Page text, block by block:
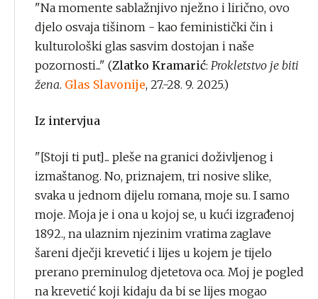
"Na momente sablažnjivo nježno i lirično, ovo
djelo osvaja tišinom - kao feministički čin i
kulturološki glas sasvim dostojan i naše
pozornosti..." (Zlatko Kramarić: Prokletstvo je biti
žena. Glas Slavonije, 27.-28. 9. 2025.)
Iz intervjua
"[Stoji ti put]... pleše na granici doživljenog i
izmaštanog. No, priznajem, tri nosive slike,
svaka u jednom dijelu romana, moje su. I samo
moje. Moja je i ona u kojoj se, u kući izgrađenoj
1892., na ulaznim njezinim vratima zaglave
šareni dječji krevetić i lijes u kojem je tijelo
prerano preminulog djetetova oca. Moj je pogled
na krevetić koji kidaju da bi se lijes mogao